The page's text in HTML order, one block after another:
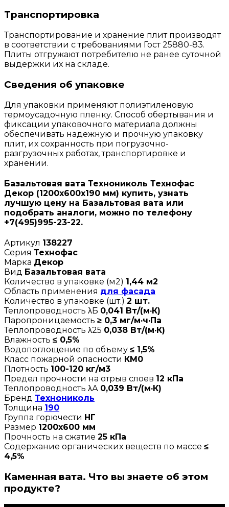
Транспортировка
Транспортирование и хранение плит производят
в соответствии с требованиями Гост 25880-83.
Плиты отгружают потребителю не ранее суточной
выдержки их на складе.
Сведения об упаковке
Для упаковки применяют полиэтиленовую
термоусадочную пленку. Способ обертывания и
фиксации упаковочного материала должны
обеспечивать надежную и прочную упаковку
плит, их сохранность при погрузочно-
разгрузочных работах, транспортировке и
хранении.
Базальтовая вата Технониколь Технофас
Декор (1200х600х190 мм) купить, узнать
лучшую цену на Базальтовая вата или
подобрать аналоги, можно по телефону
+7(495)995-23-22.
Артикул 138227
Серия Технофас
Марка Декор
Вид Базальтовая вата
Количество в упаковке (м2) 1,44 м2
Область применения для фасада
Количество в упаковке (шт.) 2 шт.
Теплопроводность λБ 0,041 Вт/(м·К)
Паропроницаемость ≥ 0,3 мг/м·ч·Па
Теплопроводность λ25 0,038 Вт/(м·К)
Влажность ≤ 0,5%
Водопоглощение по объему ≤ 1,5%
Класс пожарной опасности КМ0
Плотность 100-120 кг/м3
Предел прочности на отрыв слоев 12 кПа
Теплопроводность λА 0,039 Вт/(м·К)
Бренд Технониколь
Толщина 190
Группа горючести НГ
Размер 1200х600 мм
Прочность на сжатие 25 кПа
Содержание органических веществ по массе ≤
4,5%
Каменная вата. Что вы знаете об этом
продукте?